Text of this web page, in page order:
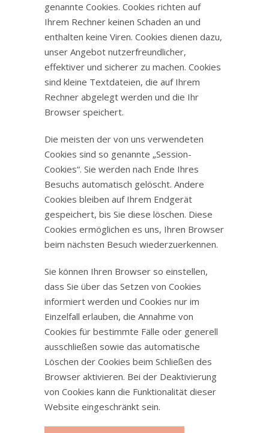
genannte Cookies. Cookies richten auf
Ihrem Rechner keinen Schaden an und
enthalten keine Viren. Cookies dienen dazu,
unser Angebot nutzerfreundlicher,
effektiver und sicherer zu machen. Cookies
sind kleine Textdateien, die auf Ihrem
Rechner abgelegt werden und die Ihr
Browser speichert.
Die meisten der von uns verwendeten
Cookies sind so genannte „Session-
Cookies“. Sie werden nach Ende Ihres
Besuchs automatisch gelöscht. Andere
Cookies bleiben auf Ihrem Endgerät
gespeichert, bis Sie diese löschen. Diese
Cookies ermöglichen es uns, Ihren Browser
beim nächsten Besuch wiederzuerkennen.
Sie können Ihren Browser so einstellen,
dass Sie über das Setzen von Cookies
informiert werden und Cookies nur im
Einzelfall erlauben, die Annahme von
Cookies für bestimmte Fälle oder generell
ausschließen sowie das automatische
Löschen der Cookies beim Schließen des
Browser aktivieren. Bei der Deaktivierung
von Cookies kann die Funktionalität dieser
Website eingeschränkt sein.